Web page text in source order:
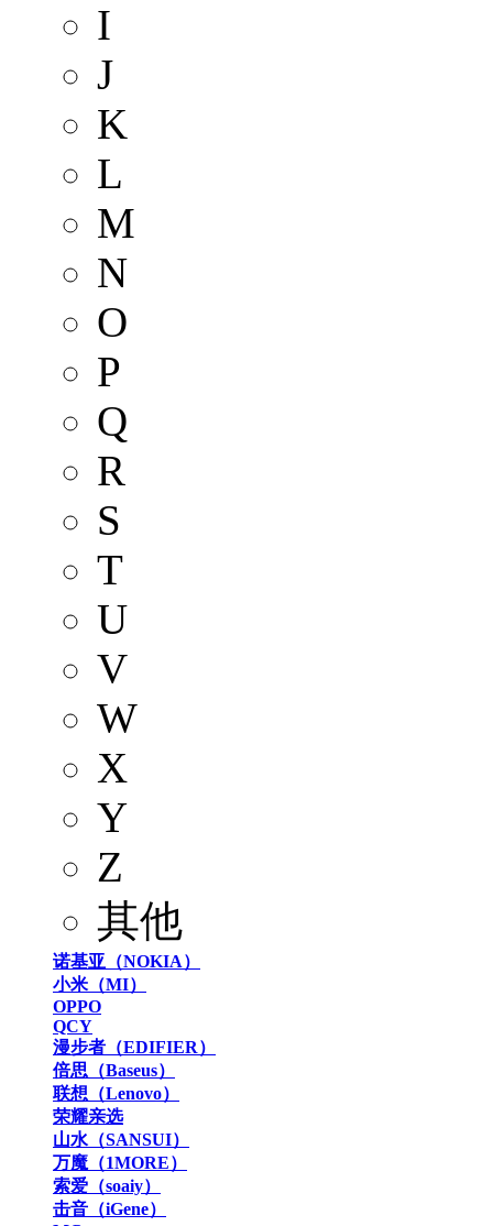
I
J
K
L
M
N
O
P
Q
R
S
T
U
V
W
X
Y
Z
其他
诺基亚（NOKIA）
小米（MI）
OPPO
QCY
漫步者（EDIFIER）
倍思（Baseus）
联想（Lenovo）
荣耀亲选
山水（SANSUI）
万魔（1MORE）
索爱（soaiy）
击音（iGene）